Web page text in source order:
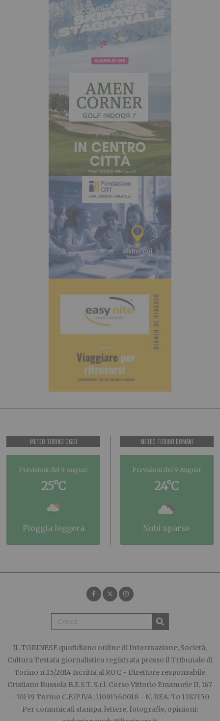
METEO TORINO OGGI
Previsioni del 9 August
25°C
pioggia leggera
METEO TORINO DOMANI
Previsioni del 9 August
24°C
nubi sparse
IL TORINESE quotidiano online di Informazione, Società,
Cultura Testata giornalistica registrata presso il Tribunale di
Torino n.15/2014 Iscritta al ROC - Direttore responsabile
Cristiano Bussola B.E.S.T. S.r.l. Corso Vittorio Emanuele II, 167
- 10139 Torino C.F./P.IVA: 11091560018 - N. REA: To 1187150
Per comunicati stampa, lettere, fotografie, opinioni: